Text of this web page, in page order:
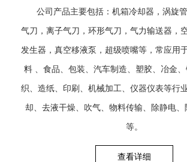
公司产品主要包括：机箱冷却器，涡旋
气刀，离子气刀，环形气刀，气力输送器，
发生器，真空移液泵，超级喷嘴等，常应用
料 、食品、包装、汽车制造、塑胶、冶金
织、造纸、印刷、机械加工、仪器仪表等行
却、去液干燥、吹气、物料传输、除静电、
等。
查看详细